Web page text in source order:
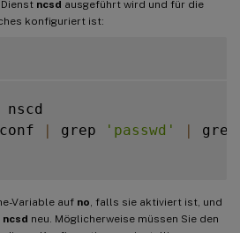
ncsd ausgeführt wird und für die
konfiguriert ist:
nscd
conf | grep 'passwd' |
Variable auf no , falls sie aktiviert ist, und
ncsd neu. Möglicherweise müssen Sie den